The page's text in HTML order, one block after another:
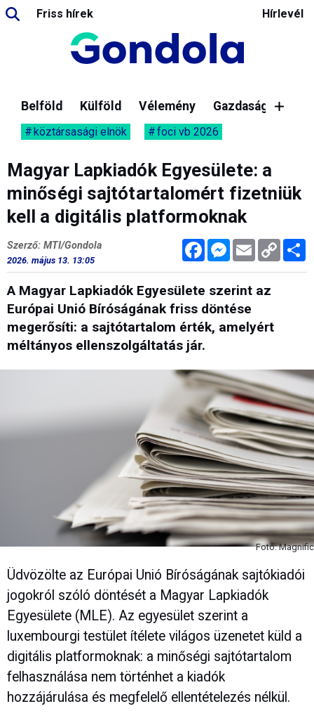
Friss hírek Hírlevél
Belföld Külföld Vélemény Gazdaság
köztársasági elnök foci vb 2026
Magyar Lapkiadók Egyesülete: a
minőségi sajtótartalomért fizetniük
kell a digitális platformoknak
FacebookMessenger
Email Copy
Link
Szerző: MTI/Gondola
2026. május 13. 13:05
A Magyar Lapkiadók Egyesülete szerint az
Európai Unió Bíróságának friss döntése
megerősíti: a sajtótartalom érték, amelyért
méltányos ellenszolgáltatás jár.
Fotó: Magnific
Üdvözölte az Európai Unió Bíróságának sajtókiadói
jogokról szóló döntését a Magyar Lapkiadók
Egyesülete (MLE). Az egyesület szerint a
luxembourgi testület ítélete világos üzenetet küld a
digitális platformoknak: a minőségi sajtótartalom
felhasználása nem történhet a kiadók
hozzájárulása és megfelelő ellentételezés nélkül.